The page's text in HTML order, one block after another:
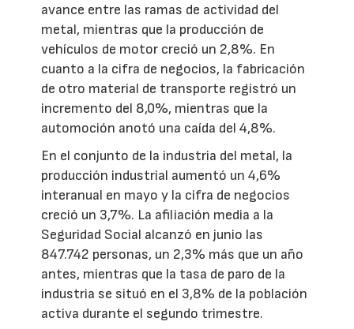
avance entre las ramas de actividad del
metal, mientras que la producción de
vehículos de motor creció un 2,8%. En
cuanto a la cifra de negocios, la fabricación
de otro material de transporte registró un
incremento del 8,0%, mientras que la
automoción anotó una caída del 4,8%.
En el conjunto de la industria del metal, la
producción industrial aumentó un 4,6%
interanual en mayo y la cifra de negocios
creció un 3,7%. La afiliación media a la
Seguridad Social alcanzó en junio las
847.742 personas, un 2,3% más que un año
antes, mientras que la tasa de paro de la
industria se situó en el 3,8% de la población
activa durante el segundo trimestre.